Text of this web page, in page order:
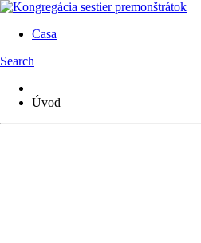
Casa
Search
Úvod